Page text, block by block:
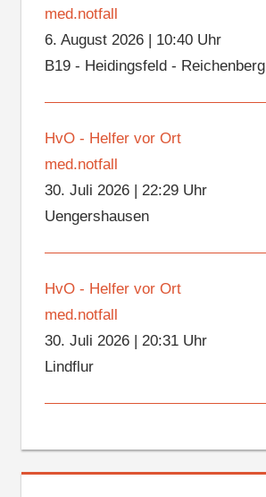
med.notfall
6. August 2026| 10:40 Uhr
B19 - Heidingsfeld - Reichenberg
HvO - Helfer vor Ort
med.notfall
30. Juli 2026| 22:29 Uhr
Uengershausen
HvO - Helfer vor Ort
med.notfall
30. Juli 2026| 20:31 Uhr
Lindflur